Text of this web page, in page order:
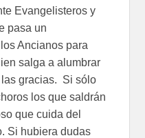
Evangelisteros y
pasa un
Ancianos para
salga a alumbrar
gracias. Si sólo
los que saldrán
que cuida del
Si hubiera dudas